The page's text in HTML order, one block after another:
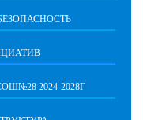
2024-2028Г